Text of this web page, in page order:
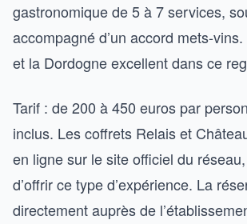
gastronomique de 5 à 7 services,
accompagné d’un accord mets-
et la Dordogne excellent dans ce
Tarif : de 200 à 450 euros par
inclus. Les coffrets Relais et
en ligne sur le site officiel du
d’offrir ce type d’expérience. La
directement auprès de